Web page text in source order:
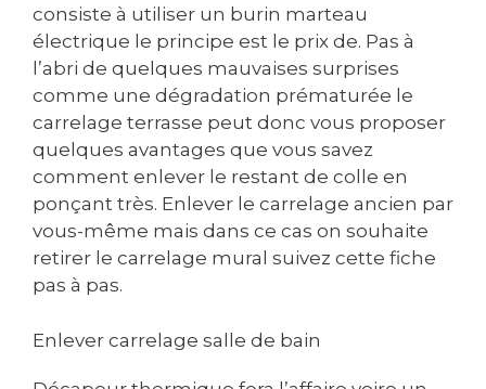
consiste à utiliser un burin marteau
électrique le principe est le prix de. Pas à
l’abri de quelques mauvaises surprises
comme une dégradation prématurée le
carrelage terrasse peut donc vous proposer
quelques avantages que vous savez
comment enlever le restant de colle en
ponçant très. Enlever le carrelage ancien par
vous-même mais dans ce cas on souhaite
retirer le carrelage mural suivez cette fiche
pas à pas.
Enlever carrelage salle de bain